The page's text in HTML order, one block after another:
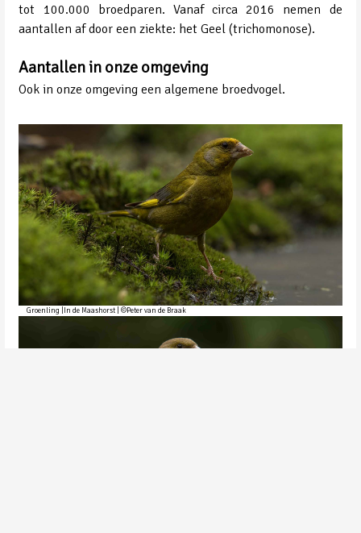
tot 100.000 broedparen. Vanaf circa 2016 nemen de
aantallen af door een ziekte: het Geel (trichomonose).
Aantallen in onze omgeving
Ook in onze omgeving een algemene broedvogel.
Groenling |In de Maashorst | ©Peter van de Braak